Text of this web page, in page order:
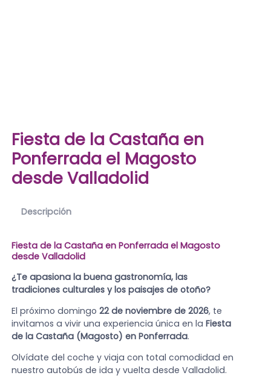
Fiesta de la Castaña en
Ponferrada el Magosto
desde Valladolid
Descripción
Fiesta de la Castaña en Ponferrada el Magosto
desde Valladolid
¿Te apasiona la buena gastronomía, las
tradiciones culturales y los paisajes de otoño?
El próximo domingo 22 de noviembre de 2026, te
invitamos a vivir una experiencia única en la Fiesta
de la Castaña (Magosto) en Ponferrada.
Olvídate del coche y viaja con total comodidad en
nuestro autobús de ida y vuelta desde Valladolid.